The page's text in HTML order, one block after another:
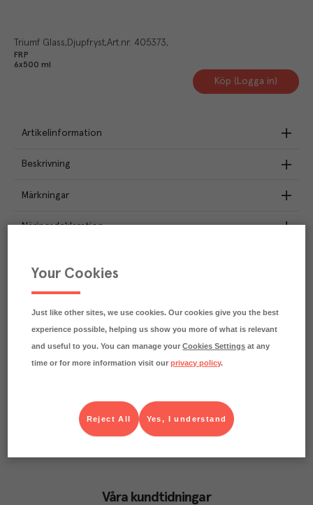
Triumf Glass Djupfryst Art.nr. 405373
FRP
6x500 ml
Köp (Logga in)
Artikelinformation
Beskrivning
Märkningar
Näringsdeklaration
CO₂e/kg
Varje kilo av varan påverkar klimatet motsvarande
Läs mer om hur vi beräknar klimatavtryck
Våra kundtidningar
Your Cookies
Just like other sites, we use cookies. Our cookies give you the best
experience possible, helping us show you more of what is relevant
and useful to you. You can manage yourCookies Settings at any
time or for more information visit ourprivacy policy.
Yes, I understand
Reject All